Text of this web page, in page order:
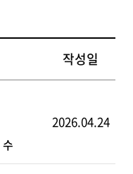
작성일
2026.04.24